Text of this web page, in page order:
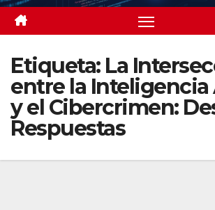
Etiqueta: La
entre la
y el Cibercrimen:
Respuestas